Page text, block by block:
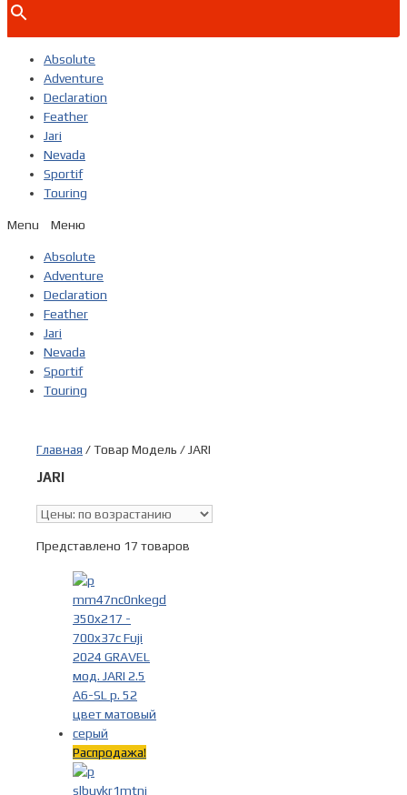
Absolute
Adventure
Declaration
Feather
Jari
Nevada
Sportif
Touring
Menu
Absolute
Adventure
Declaration
Feather
Jari
Nevada
Sportif
Touring
Главная / Товар Модель / JARI
JARI
В наличии
Дорожные велосипеды
Шоссейные велосипеды
Представлено 17 товаров
Распродажа!